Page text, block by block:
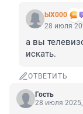
ЫХ000
28 июля
а вы
искать.
ОТВЕТИТЬ
Гость
28 июля